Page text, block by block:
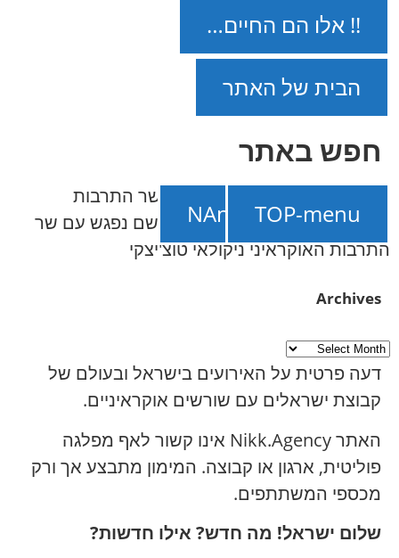
!! אלו הם החיים…
הבית של האתר
חפש באתר
שר התרבות
הישראלי מיקי זוהר ביקר בקייב, שם נפגש עם שר
התרבות האוקראיני ניקולאי טוצ'יצקי
Archives
דעה פרטית על האירועים בישראל ובעולם של
קבוצת ישראלים עם שורשים אוקראיניים.
האתר Nikk.Agency אינו קשור לאף מפלגה
פוליטית, ארגון או קבוצה. המימון מתבצע אך ורק
מכספי המשתתפים.
שלום ישראל! מה חדש? אילו חדשות?
תמכו ב-NAnews
TOP-menu